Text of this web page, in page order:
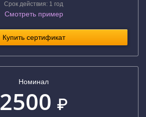
Срок действия: 1 год
Смотреть пример
Купить сертификат
Номинал
2500 ₽